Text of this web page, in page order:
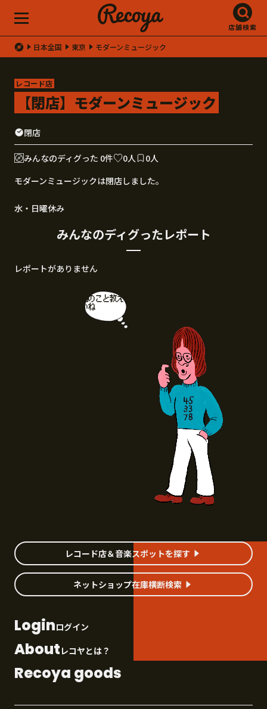
店舗検索
日本全国 東京 モダーンミュージック
レコード店
【閉店】モダーンミュージック
閉店
みんなのディグった 0件 0人
0人
モダーンミュージックは閉店しました。
水・日曜休み
みんなのディグったレポート
レポートがありません
お店のこと教えてほ
しいね
レコード店＆音楽スポットを探す
ネットショップ在庫横断検索
Loginログイン
About レコヤとは？
Recoya goods